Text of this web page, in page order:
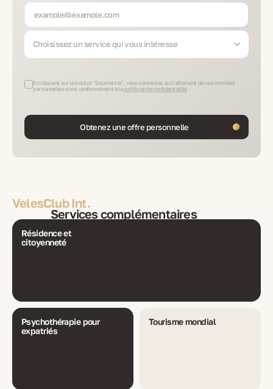
Choisissez un service qui vous intéresse
En cliquant sur le bouton "Soumettre", vous consentez au traitement de vos données
personnelles dans conformément à la politique de confidentialité
Obtenez une offre personnelle
VelesClub Int.
Services complémentaires
Résidence et
citoyenneté
Psychothérapie pour
expatriés
Tourisme mondial